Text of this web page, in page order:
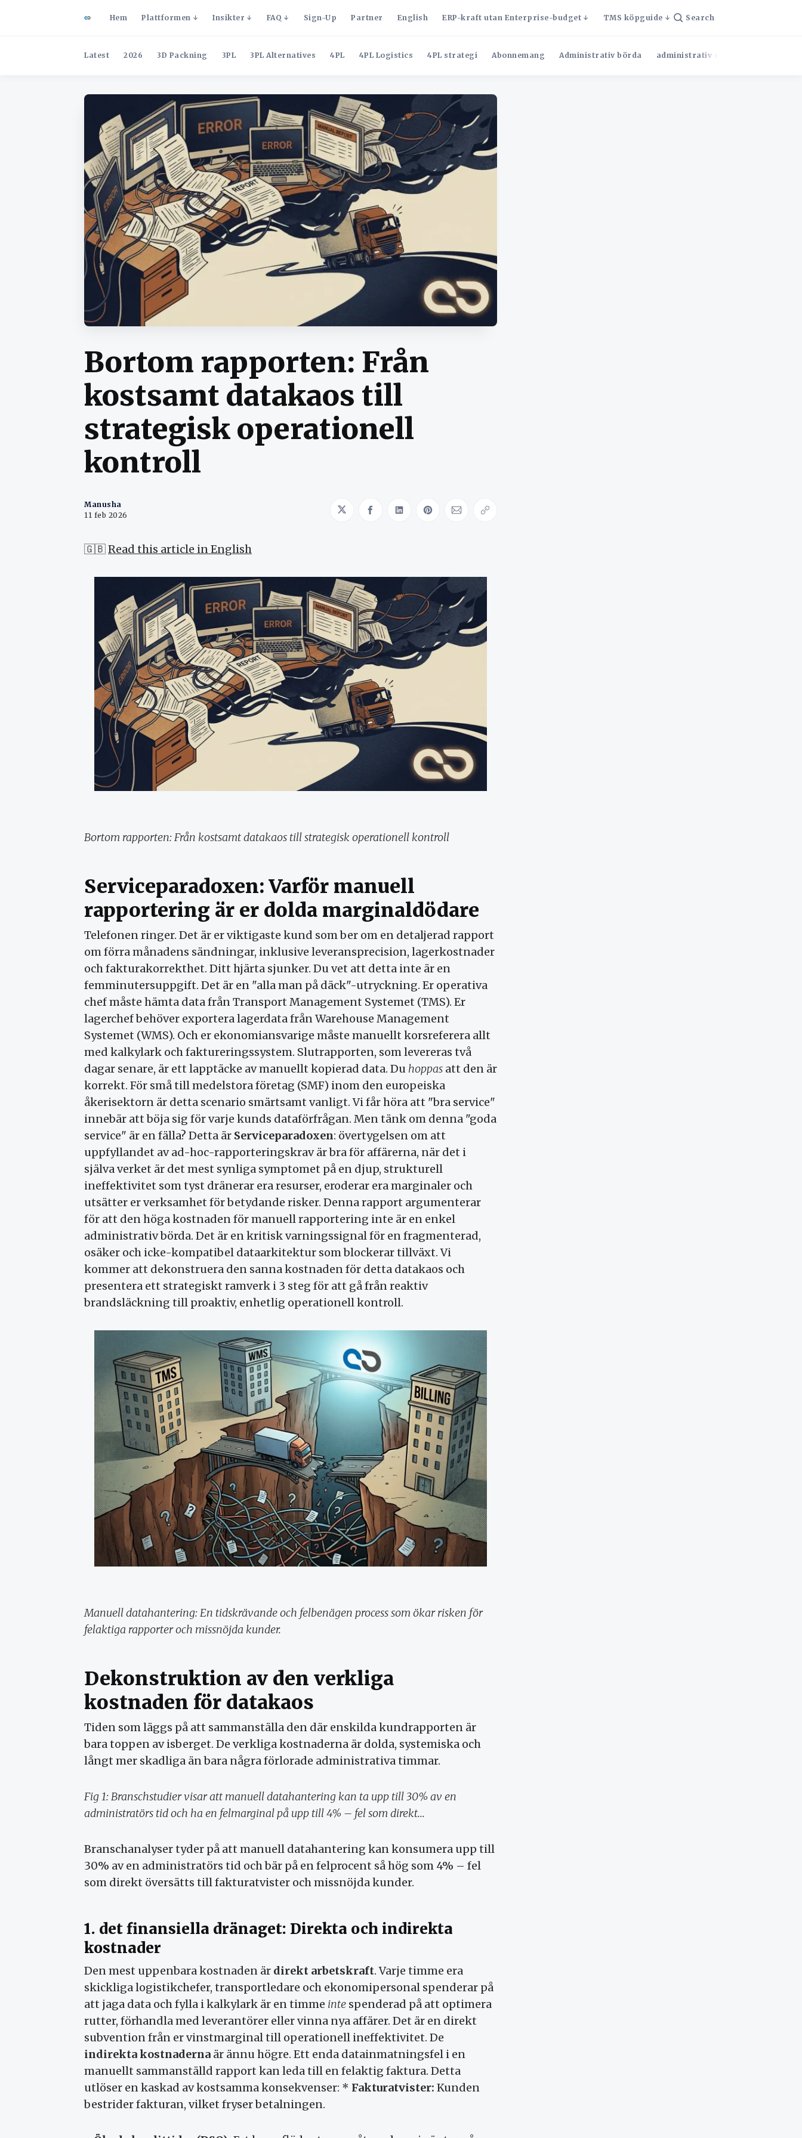
Hem Plattformen Insikter FAQ Sign-Up Partner English ERP-kraft utan Enterprise-budget TMS köpguide Search
Latest 2026 3D Packning 3PL 3PL Alternatives 4PL 4PL Logistics 4PL strategi Abonnemang Administrativ börda administrativ effektivitet
Bortom rapporten: Från
kostsamt datakaos till
strategisk operationell
kontroll
Manusha
11 feb 2026
Share on Twitter
Share on Facebook
Share on LinkedIn
Share on Pinterest
Share via Email
Copy link
🇬🇧Read this article in English
Bortom rapporten: Från kostsamt datakaos till strategisk operationell kontroll
Serviceparadoxen: Varför manuell
rapportering är er dolda marginaldödare
Telefonen ringer. Det är er viktigaste kund som ber om en detaljerad rapport
om förra månadens sändningar, inklusive leveransprecision, lagerkostnader
och fakturakorrekthet. Ditt hjärta sjunker. Du vet att detta inte är en
femminutersuppgift. Det är en "alla man på däck"-utryckning. Er operativa
chef måste hämta data från Transport Management Systemet (TMS). Er
lagerchef behöver exportera lagerdata från Warehouse Management
Systemet (WMS). Och er ekonomiansvarige måste manuellt korsreferera allt
med kalkylark och faktureringssystem. Slutrapporten, som levereras två
dagar senare, är ett lapptäcke av manuellt kopierad data. Du hoppas att den är
korrekt. För små till medelstora företag (SMF) inom den europeiska
åkerisektorn är detta scenario smärtsamt vanligt. Vi får höra att "bra service"
innebär att böja sig för varje kunds dataförfrågan. Men tänk om denna "goda
service" är en fälla? Detta är Serviceparadoxen: övertygelsen om att
uppfyllandet av ad-hoc-rapporteringskrav är bra för affärerna, när det i
själva verket är det mest synliga symptomet på en djup, strukturell
ineffektivitet som tyst dränerar era resurser, eroderar era marginaler och
utsätter er verksamhet för betydande risker. Denna rapport argumenterar
för att den höga kostnaden för manuell rapportering inte är en enkel
administrativ börda. Det är en kritisk varningssignal för en fragmenterad,
osäker och icke-kompatibel dataarkitektur som blockerar tillväxt. Vi
kommer att dekonstruera den sanna kostnaden för detta datakaos och
presentera ett strategiskt ramverk i 3 steg för att gå från reaktiv
brandsläckning till proaktiv, enhetlig operationell kontroll.
Manuell datahantering: En tidskrävande och felbenägen process som ökar risken för
felaktiga rapporter och missnöjda kunder.
Dekonstruktion av den verkliga
kostnaden för datakaos
Tiden som läggs på att sammanställa den där enskilda kundrapporten är
bara toppen av isberget. De verkliga kostnaderna är dolda, systemiska och
långt mer skadliga än bara några förlorade administrativa timmar.
Fig 1: Branschstudier visar att manuell datahantering kan ta upp till 30% av en
administratörs tid och ha en felmarginal på upp till 4% – fel som direkt...
Branschanalyser tyder på att manuell datahantering kan konsumera upp till
30% av en administratörs tid och bär på en felprocent så hög som 4% – fel
som direkt översätts till fakturatvister och missnöjda kunder.
1. det finansiella dränaget: Direkta och indirekta
kostnader
Den mest uppenbara kostnaden är direkt arbetskraft. Varje timme era
skickliga logistikchefer, transportledare och ekonomipersonal spenderar på
att jaga data och fylla i kalkylark är en timme inte spenderad på att optimera
rutter, förhandla med leverantörer eller vinna nya affärer. Det är en direkt
subvention från er vinstmarginal till operationell ineffektivitet. De
indirekta kostnaderna är ännu högre. Ett enda datainmatningsfel i en
manuellt sammanställd rapport kan leda till en felaktig faktura. Detta
utlöser en kaskad av kostsamma konsekvenser: * Fakturatvister: Kunden
bestrider fakturan, vilket fryser betalningen.